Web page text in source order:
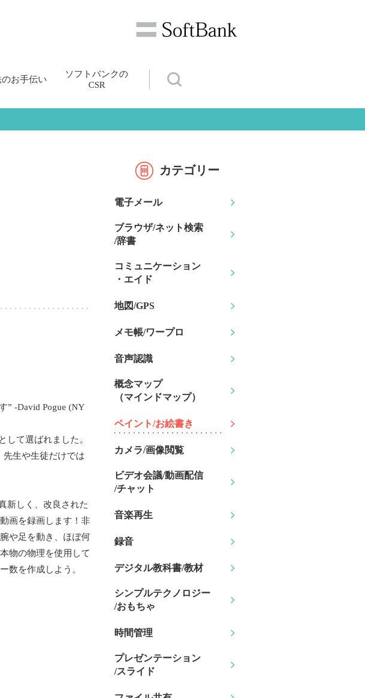
のお手伝い
ソフトバンクの
CSR
” -David Pogue (NY
して選ばれました。
先生や生徒だけでは
新しく、改良された
画を録画します！非
や足を動き、ほぼ何
物の物理を使用して
数を作成しよう。
カテゴリー
電子メール
ブラウザ/ネット検索
/辞書
コミュニケーション
・エイド
地図/GPS
メモ帳/ワープロ
音声認識
概念マップ
（マインドマップ）
ペイント/お絵書き
カメラ/画像閲覧
ビデオ会議/動画配信
/チャット
音楽再生
録音
デジタル教科書/教材
シンプルテクノロジー
/おもちゃ
時間管理
プレゼンテーション
/スライド